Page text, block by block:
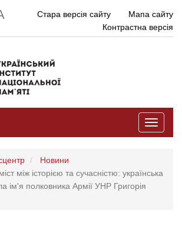
Стара версія сайту
Мапа сайту
Контрастна версія
Toggle
Новини
між історією та сучасністю: українська
ім'я полковника Армії УНР Григорія